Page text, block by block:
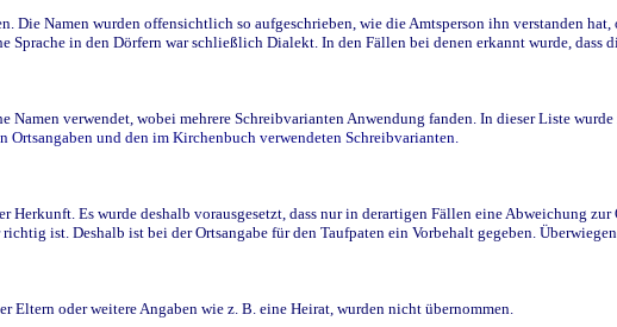
Namen wurden offensichtlich so aufgeschrieben, wie die Amtsperson ihn verstanden hat,
Sprache in den Dörfern war schließlich Dialekt. In den Fällen bei denen erkannt wurde,
verwendet, wobei mehrere Schreibvarianten Anwendung fanden. In dieser Liste
Ortsangaben und den im Kirchenbuch verwendeten Schreibvarianten.
Es wurde deshalb vorausgesetzt, dass nur in derartigen Fällen eine Abweichung
ist. Deshalb ist bei der Ortsangabe für den Taufpaten ein Vorbehalt gegeben.
oder weitere Angaben wie z. B. eine Heirat, wurden nicht übernommen.